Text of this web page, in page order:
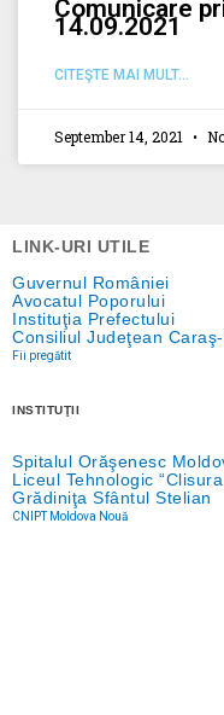
Comunicare
14.09.2021
CITEŞTE MAI MULT...
September 14, 2021
LINK-URI UTILE
Guvernul României
Avocatul Poporului
Instituţia Prefectului
Consiliul Judeţean
Fii pregătit
INSTITUŢII
Spitalul Orăşenesc
Liceul Tehnologic
Grădiniţa Sfântul Stelian
CNIPT Moldova Nouă